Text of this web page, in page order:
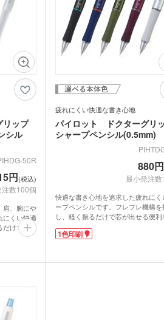
ップ
シル
50R
円(税込)
数100個
肩、腕にや
にくい快適
だけで芯が
載し、実用
イン性が
グカラー
塾名を印
。
疲れにくい快適な書き心地
パイロット ドクターグリ
シャープペンシル(0.5mm)
880円
最小発注
快適な書き心地を追求した疲れにく
ープペンシルです。フレフレ機構を
し、軽く振るだけで芯が出せる便
を採用。さらに、ノック音を抑えた
計で、周囲を気にせず使用できます
止。手に馴染む握りやすいグリッ
1色印刷
みバ
コットントートバッグ(
7oz)
ップサ
サコッシュ
トン
オーガニックコット
グ
グ
短納期エコバッグ・ト
バッグ・巾着
本革・レザー調ポーチ
スマホショルダー・ス
ー・ア
台紙タンブラー（カス
デザインタンブラー）
ー
ステンレスボトル・マ
トル
スープジャー・フー
オリジナルグラス・
ラス
トル
器マグ
ガラスマグカップ
プ
袖・
オリジナルポロシャ
袖Tシ
オリジナルキッズウ
バインダー・クリッ
ド
ペンケース・筆箱
ホル
ノベルティ付箋
イル
ャー
革製